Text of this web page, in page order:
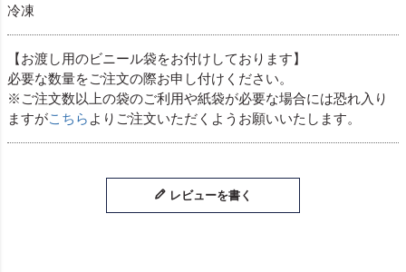
冷凍
【お渡し用のビニール袋をお付けしております】
必要な数量をご注文の際お申し付けください。
※ご注文数以上の袋のご利用や紙袋が必要な場合には恐れ入り
ますがこちら よりご注文いただくようお願いいたします。
レビューを書く